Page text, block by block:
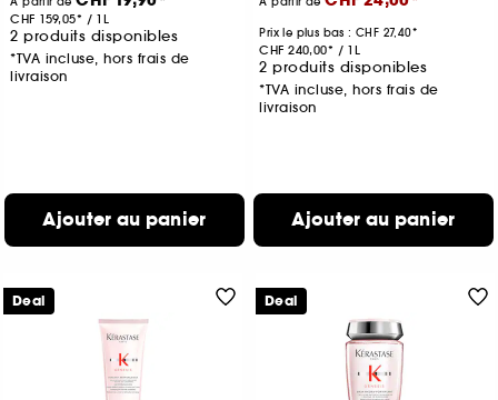
CHF 159,05 / 1L
2 produits disponibles
*TVA incluse, hors frais de
livraison
Ajouter au panier
Prix le plus bas :CHF 27,40
CHF 240,00 / 1L
2 produits disponibles
*TVA incluse, hors frais de
livraison
Ajouter au panier
Deal Deal